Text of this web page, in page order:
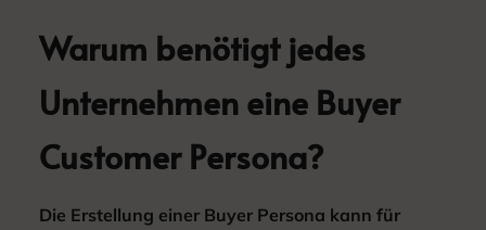
Warum benötigt jedes
Unternehmen eine Buyer
Customer Persona?
Die Erstellung einer Buyer Persona kann für